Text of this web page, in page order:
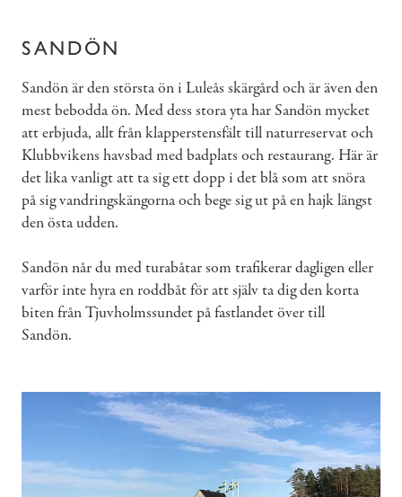
SANDÖN
Sandön är den största ön i Luleås skärgård och är även den
mest bebodda ön. Med dess stora yta har Sandön mycket
att erbjuda, allt från klapperstensfält till naturreservat och
Klubbvikens havsbad med badplats och restaurang. Här är
det lika vanligt att ta sig ett dopp i det blå som att snöra
på sig vandringskängorna och bege sig ut på en hajk längst
den östa udden.
Sandön når du med turabåtar som trafikerar dagligen eller
varför inte hyra en roddbåt för att själv ta dig den korta
biten från Tjuvholmssundet på fastlandet över till
Sandön.